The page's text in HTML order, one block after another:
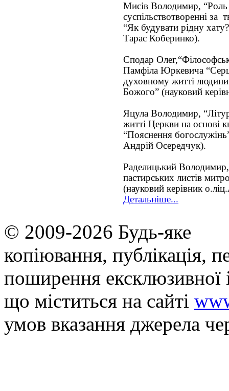
Мисів Володимир,
суспільствотворенні
“Як будувати рідну
Тарас Коберинко).
Сподар
Памфіла Юркевича
духовному житті
Божого” (науковий
Яцула Володимир,
житті Церкви на основі
“Пояснення
Андрій Осередчук).
Раделицький
пастирських листів
(науковий керівник
Детальніше...
© 2009-2026 Будь-яке
копiювання, публiкацiя,
поширення
що мiститься на сайті
умов вказання джерела